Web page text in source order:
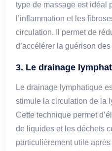
type de massage est idéal
l’inflammation et les
circulation. Il permet de
d’accélérer la guérison
3. Le drainage
Le drainage lymphatique
stimule la circulation de la
Cette technique permet
de liquides et les déchets
particulièrement utile